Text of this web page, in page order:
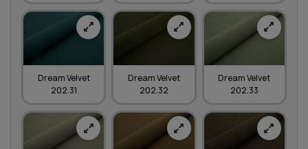
Dream Velvet
202.31
Dream Velvet
202.32
Dream Velvet
202.33